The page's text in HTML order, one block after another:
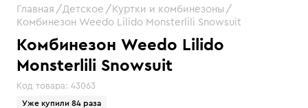
Комбинезон Weedo Lilido
Monsterlili Snowsuit
Код товара: 43063
Уже купили 84 раза
Главная Детское
Куртки и комбинезоны
Комбинезон Weedo Lilido Monsterlili Snowsuit